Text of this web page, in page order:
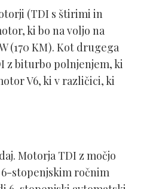
(TDI s štirimi in
ki bo na voljo na
(170 KM). Kot drugega
z biturbo polnjenjem, ki
V6, ki v različici, ki
Motorja TDI z močjo
6-stopenjskim ročnim